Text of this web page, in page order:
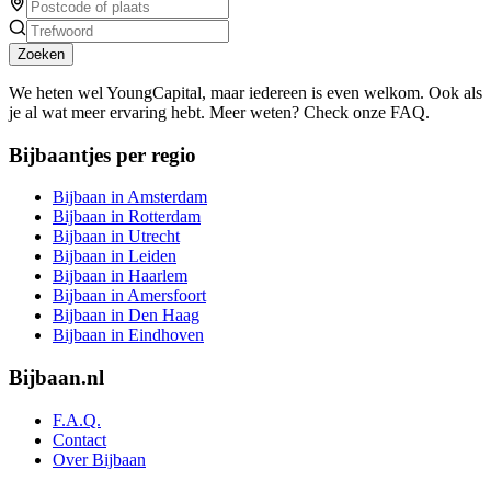
Zoeken
We heten wel YoungCapital, maar iedereen is even welkom. Ook als
je al wat meer ervaring hebt. Meer weten? Check onze FAQ.
Bijbaantjes per regio
Bijbaan in Amsterdam
Bijbaan in Rotterdam
Bijbaan in Utrecht
Bijbaan in Leiden
Bijbaan in Haarlem
Bijbaan in Amersfoort
Bijbaan in Den Haag
Bijbaan in Eindhoven
Bijbaan.nl
F.A.Q.
Contact
Over Bijbaan